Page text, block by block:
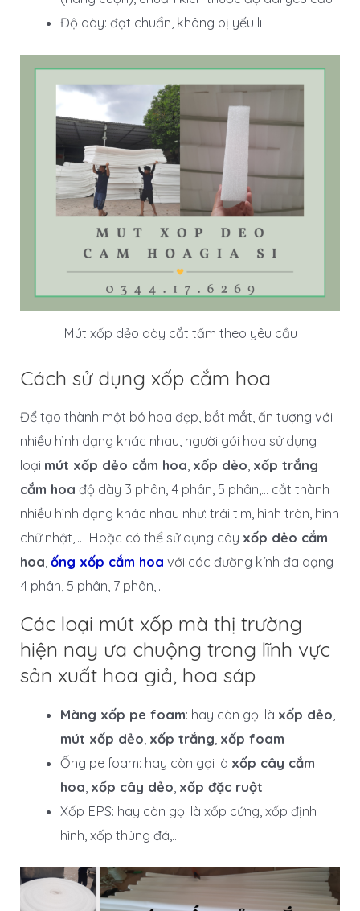
Độ dày: đạt chuẩn, không bị yếu li
Mút xốp dẻo dày cắt tấm theo yêu cầu
Cách sử dụng xốp cắm hoa
Để tạo thành một bó hoa đẹp, bắt mắt, ấn tượng với
nhiều hình dạng khác nhau, người gói hoa sử dụng
loại mút xốp dẻo cắm hoa, xốp dẻo, xốp trắng
cắm hoa độ dày 3 phân, 4 phân, 5 phân,… cắt thành
nhiều hình dạng khác nhau như: trái tim, hình tròn, hình
chữ nhật,… Hoặc có thể sử dụng cây xốp dẻo cắm
hoa,ống xốp cắm hoa với các đường kính đa dạng
4 phân, 5 phân, 7 phân,…
Các loại mút xốp mà thị trường
hiện nay ưa chuộng trong lĩnh vực
sản xuất hoa giả, hoa sáp
Màng xốp pe foam: hay còn gọi là xốp dẻo
mút xốp dẻo xốp trắng xốp foam
Ống pe foam: hay còn gọi là xốp cây cắm
hoa xốp cây dẻo xốp đặc ruột
Xốp EPS: hay còn gọi là xốp cứng, xốp định
hình, xốp thùng đá,…